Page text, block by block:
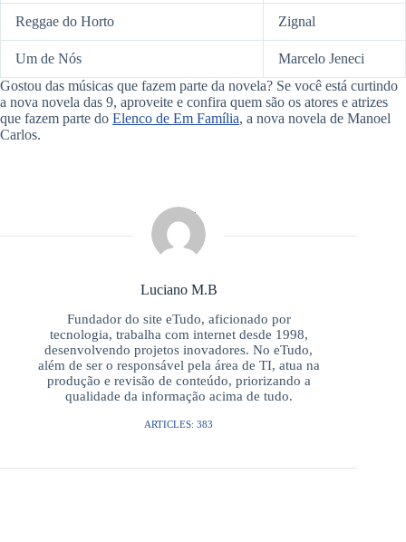
Reggae do Horto Zignal
Um de Nós
Marcelo Jeneci
Gostou das músicas que fazem parte da novela? Se você está curtindo
a nova novela das 9, aproveite e confira quem são os atores e atrizes
que fazem parte do Elenco de Em Família, a nova novela de Manoel
Carlos.
Luciano M.B
Fundador do site eTudo, aficionado por
tecnologia, trabalha com internet desde 1998,
desenvolvendo projetos inovadores. No eTudo,
além de ser o responsável pela área de TI, atua na
produção e revisão de conteúdo, priorizando a
qualidade da informação acima de tudo.
ARTICLES: 383